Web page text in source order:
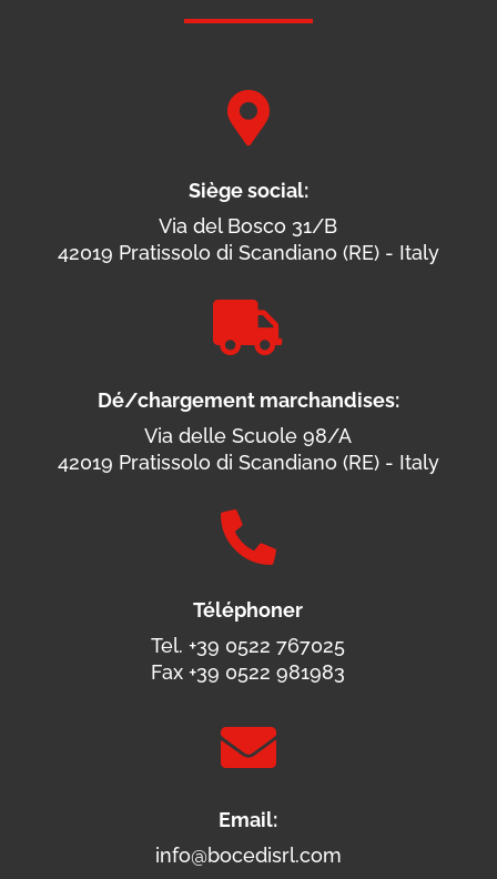

Siège social:
Via del Bosco 31/B
42019 Pratissolo di Scandiano (RE) - Italy

Dé/chargement marchandises:
Via delle Scuole 98/A
42019 Pratissolo di Scandiano (RE) - Italy

Téléphoner
Tel. +39 0522 767025
Fax +39 0522 981983

Email:
info@bocedisrl.com